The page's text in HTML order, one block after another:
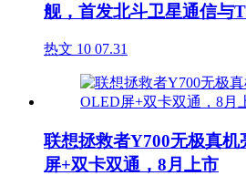
舰，首发北斗卫星通信与
热文 10 07.31
联想拯救者Y700无极真
屏+双卡双通，8月上市